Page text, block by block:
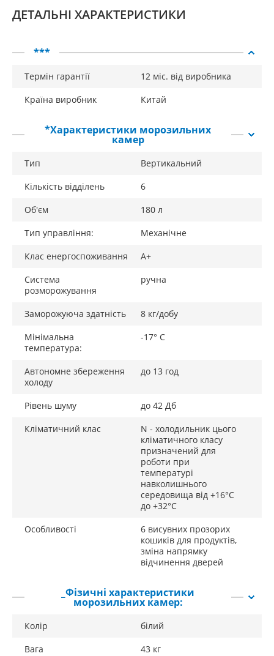
ДЕТАЛЬНІ ХАРАКТЕРИСТИКИ
***
Термін гарантії
12 міс. від виробника
Країна виробник
Китай
*Характеристики морозильних
камер
Тип
Вертикальний
Кількість відділень
6
Об'єм
180 л
Тип управління:
Механічне
Клас енергоспоживання
A+
Система
розморожування
ручна
Заморожуюча здатність
8 кг/добу
Мінімальна
температура:
-17° C
Автономне збереження
холоду
до 13 год
Рівень шуму
до 42 Дб
Кліматичний клас
N - холодильник цього
кліматичного класу
призначений для
роботи при
температурі
навколишнього
середовища від +16°С
до +32°С
Особливості
6 висувних прозорих
кошиків для продуктів,
зміна напрямку
відчинення дверей
_Фізичні характеристики
морозильних камер:
Колір
білий
Вага
43 кг